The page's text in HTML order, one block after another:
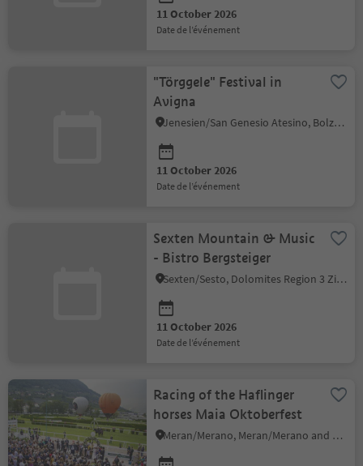
11 October 2026
date de l’événement
"Törggele" Festival in
Avigna
Jenesien/San Genesio Atesino, Bolzano/Bozen and environs
11 October 2026
date de l’événement
Sexten Mountain & Music
- Bistro Bergsteiger
Sexten/Sesto, Dolomites Region 3 Zinnen
11 October 2026
date de l’événement
Racing of the Haflinger
horses Maia Oktoberfest
Meran/Merano, Meran/Merano and environs